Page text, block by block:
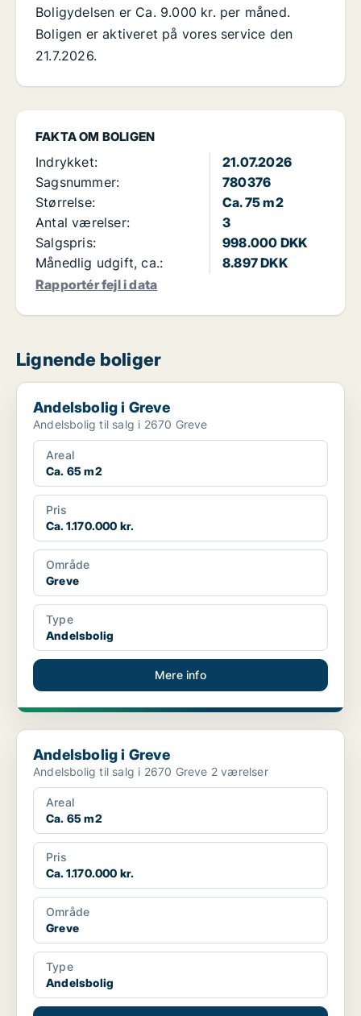
FAKTA OM BOLIGEN
Indrykket:
21.07.2026
Sagsnummer:
780376
Størrelse:
Ca. 75 m2
Antal værelser:
3
Salgspris:
998.000 DKK
Månedlig udgift, ca.:
8.897 DKK
Rapportér fejl i data
Boligydelsen er Ca. 9.000 kr. per måned.
Boligen er aktiveret på vores service den
21.7.2026.
Lignende boliger
Andelsbolig i Greve
Andelsbolig i Greve
Andelsbolig til salg i 2670 Greve
Areal
Ca. 65 m2
Pris
Ca. 1.170.000 kr.
Område
Greve
Type
Andelsbolig
Mere info
Andelsbolig i Greve
Andelsbolig i Greve
Andelsbolig til salg i 2670 Greve 2 værelser
Areal
Ca. 65 m2
Pris
Ca. 1.170.000 kr.
Område
Greve
Type
Andelsbolig